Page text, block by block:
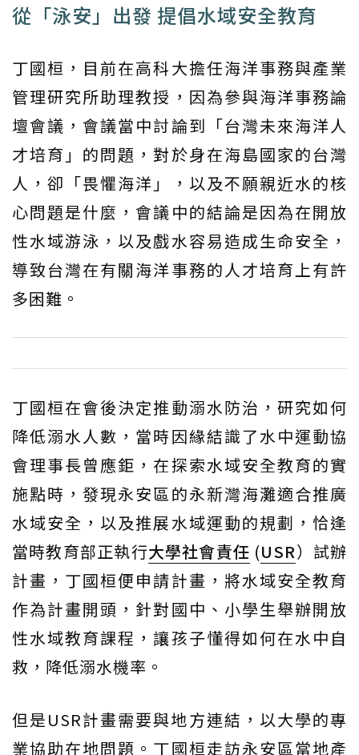
從「泳安」出發 提倡水域安全教育
丁國桓，目前在高科大擔任海洋事務與產業
管理研究所助理教授，因為參與海洋事務論
壇會議，會議當中討論到「台灣未來海洋人
才培育」的問題，對於身在海島國家的台灣
人，卻「畏懼海洋」，以及不願親近水的核
心問題是什麼，會議中的結論是因為在開放
性水域游泳，以及戲水容易造成生命安全，
導致台灣在有關海洋事務的人才培育上有許
多困難。
丁國桓在會後決定推動溺水防治，研究如何
降低溺水人數，當時因緣結識了水中運動協
會理事長曾應鉅，在探索水域安全教育的實
施點時，發現永安區的永新灣海灘適合推廣
水域安全，以及推展水域運動的規劃，恰逢
當時教育部正執行大學社會責任 (USR）試辦
計畫，丁國桓便申請計畫，將水域安全教育
作為計畫開頭，針對國中、小學生舉辦開放
性水域教育課程，讓孩子懂得如何在水中自
救，降低溺水機率。
但是USR計畫需要與地方連結，以大學的專
業協助在地問題。丁國桓走訪永安區當地產